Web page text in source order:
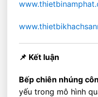
📌 Kết luận
Bếp chiên nhúng
yếu trong mô hình